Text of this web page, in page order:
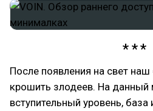
После появления на свет наш
крошить злодеев. На данный
вступительный уровень,